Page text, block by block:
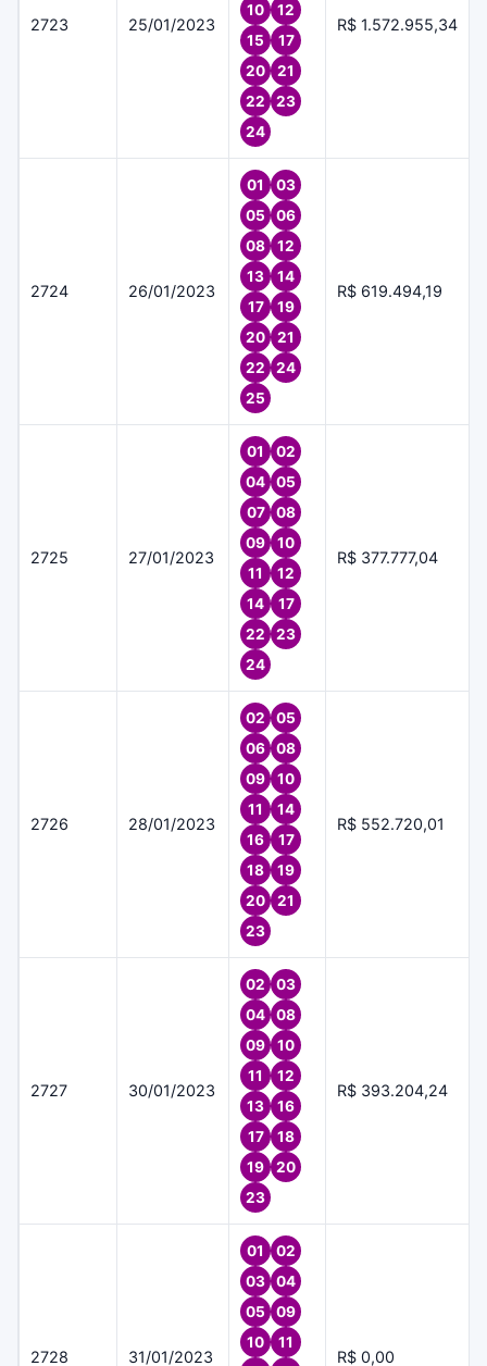
2723 25/01/2023
10
12
15
17
20
21
22
23
24
R$ 1.572.955,34
2724 26/01/2023
01
03
05
06
08
12
13
14
17
19
20
21
22
24
25
R$ 619.494,19
2725 27/01/2023
01
02
04
05
07
08
09
10
11
12
14
17
22
23
24
R$ 377.777,04
2726 28/01/2023
02
05
06
08
09
10
11
14
16
17
18
19
20
21
23
R$ 552.720,01
2727 30/01/2023
02
03
04
08
09
10
11
12
13
16
17
18
19
20
23
R$ 393.204,24
2728 31/01/2023
01
02
03
04
05
09
10
11
R$ 0,00